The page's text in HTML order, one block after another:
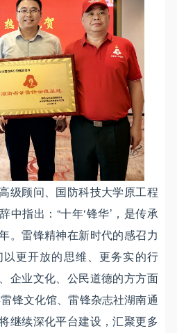
级顾问、国防科技大学原工程
中指出：“十年‘锋华’，是传承
。雷锋精神在新时代的感召力
更开放的思维、更务实的行
企业文化、公民道德的方方面
锋文化馆、雷锋杂志社湖南通
继续深化平台建设，汇聚更多